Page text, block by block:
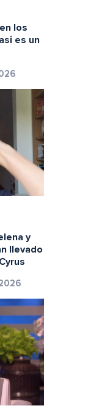
los
es un
y
llevado